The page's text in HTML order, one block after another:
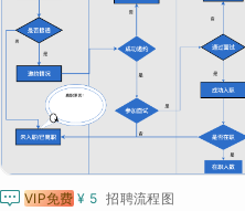
 VIP免费 ¥ 5 招聘流程图